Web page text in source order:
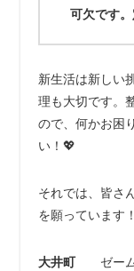
可欠です
新生活は新しい
理も大切です。
ので、何かお困
い！💖
それでは、皆さ
を願っています
大井町ゼーム